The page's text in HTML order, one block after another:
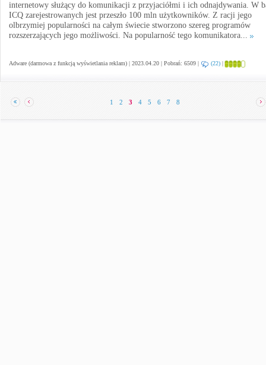
internetowy służący do komunikacji z przyjaciółmi i ich odnajdywania. W
ICQ zarejestrowanych jest przeszło 100 mln użytkowników. Z racji jego
olbrzymiej popularności na całym świecie stworzono szereg programów
rozszerzających jego możliwości. Na popularność tego komunikatora...
Adware (darmowa z funkcją wyświetlania reklam) | 2023.04.20 | Pobrań: 6509 | (22) |
1 2 3 4 5 6 7 8